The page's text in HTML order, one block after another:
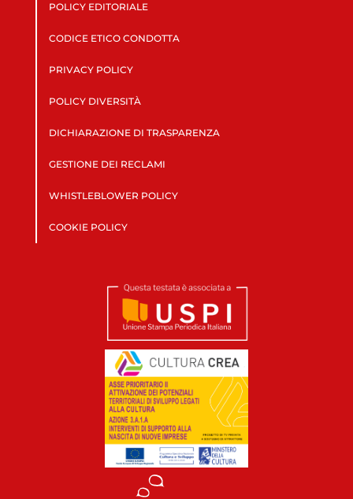
POLICY EDITORIALE
CODICE ETICO CONDOTTA
PRIVACY POLICY
POLICY DIVERSITÀ
DICHIARAZIONE DI TRASPARENZA
GESTIONE DEI RECLAMI
WHISTLEBLOWER POLICY
COOKIE POLICY